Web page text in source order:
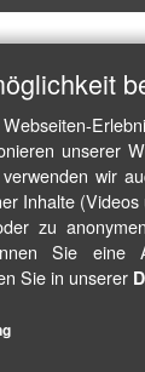
unserer
wir
Inhalte
zu
Sie eine
Sie in unserer